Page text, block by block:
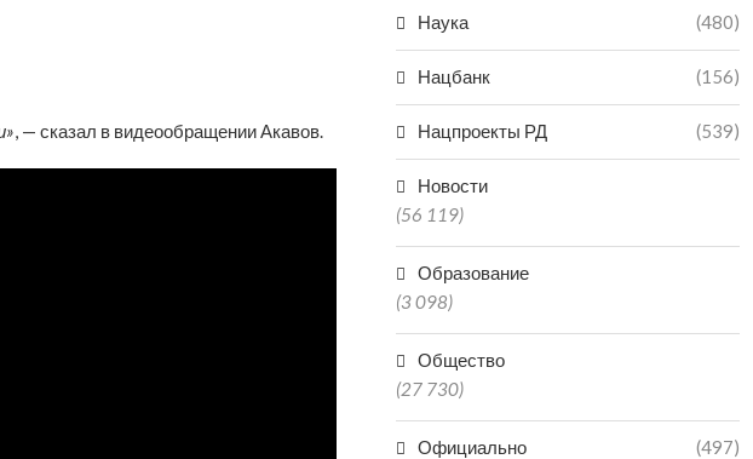
, — сказал в видеообращении Акавов.
Наука (480)
Нацбанк (156)
Нацпроекты РД (539)
Новости
(56 119)
Образование
(3 098)
Общество
(27 730)
Официально (497)